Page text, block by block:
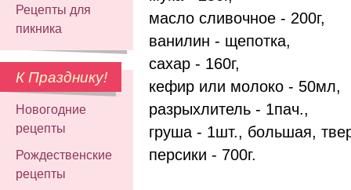
Рецепты для
пикника
К Празднику!
Новогодние
рецепты
Рождественские
рецепты
масло сливочное - 200г,
ванилин - щепотка,
сахар - 160г,
кефир или молоко - 50мл,
разрыхлитель - 1пач.,
груша - 1шт., большая,
персики - 700г.